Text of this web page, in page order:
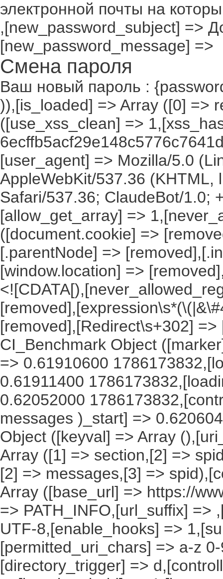
электронной почты на
,[new_password_subject] =>
[new_password_message] =>
Смена пароля
Ваш новый пароль :
)),[is_loaded] => Array ([0] =>
([use_xss_clean] =>
[user_agent] => Mozilla/5.0
AppleWebKit/537.36
Safari/537.36; ClaudeBot/1.0;
[allow_get_array] =>
([document.cookie] =>
[.parentNode] =>
[window.location] =>
[removed],[Redirect\s+302]
CI_Benchmark Object
=> 0.61910600
0.61911400
0.62052000
messages )_start] =>
Object ([keyval] => Array
Array ([1] => section,[2] =>
[2] => messages,[3] =>
Array ([base_url] => https://
=> PATH_INFO,[url_suffix] =>
UTF-8,[enable_hooks] =>
[permitted_uri_chars] => a-z
[directory_trigger] =>